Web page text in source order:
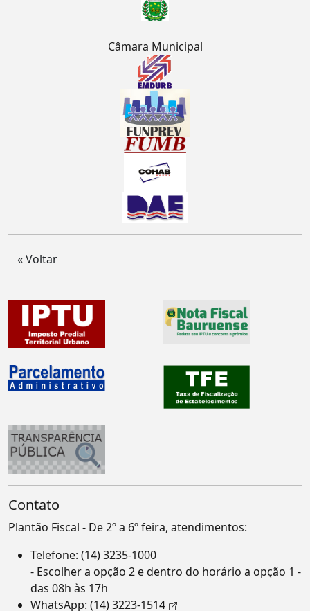
Câmara Municipal
« Voltar
Contato
Plantão Fiscal - De 2º a 6º feira, atendimentos:
Telefone: (14) 3235-1000
- Escolher a opção 2 e dentro do horário a opção 1 -
das 08h às 17h
WhatsApp: (14) 3223-1514